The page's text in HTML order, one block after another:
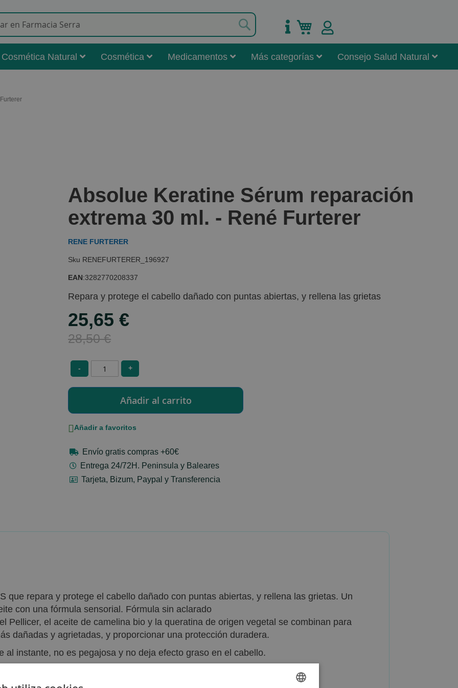
Mi carrito
Cosmética Natural Cosmética Medicamentos Más categorías Consejo Salud Natural
Absolue Keratine Sérum reparación
extrema 30 ml. - René Furterer
RENE FURTERER
RENEFURTERER_196927
EAN:3282770208337
Repara y protege el cabello dañado con puntas abiertas, y rellena las grietas
Special
Price
25,65 €
28,50 €
- +
Añadir a favoritos
Envío gratis compras +60€
Entrega 24/72H. Peninsula y Baleares
Tarjeta, Bizum, Paypal y Transferencia
que repara y protege el cabello dañado con puntas abiertas, y rellena las grietas. Un
con una fórmula sensorial. Fórmula sin aclarado
Pellicer, el aceite de camelina bio y la queratina de origen vegetal se combinan para
dañadas y agrietadas, y proporcionar una protección duradera.
al instante, no es pegajosa y no deja efecto graso en el cabello.
flexibles Y brillantes.